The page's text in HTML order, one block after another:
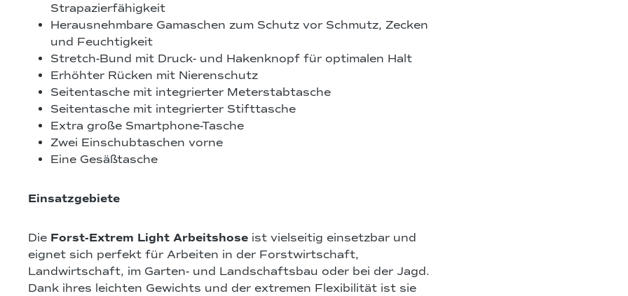
Strapazierfähigkeit
Herausnehmbare Gamaschen zum Schutz vor Schmutz, Zecken
und Feuchtigkeit
Stretch-Bund mit Druck- und Hakenknopf für optimalen Halt
Erhöhter Rücken mit Nierenschutz
Seitentasche mit integrierter Meterstabtasche
Seitentasche mit integrierter Stifttasche
Extra große Smartphone-Tasche
Zwei Einschubtaschen vorne
Eine Gesäßtasche
Einsatzgebiete
Die Forst-Extrem Light Arbeitshose ist vielseitig einsetzbar und
eignet sich perfekt für Arbeiten in der Forstwirtschaft,
Landwirtschaft, im Garten- und Landschaftsbau oder bei der Jagd.
Dank ihres leichten Gewichts und der extremen Flexibilität ist sie